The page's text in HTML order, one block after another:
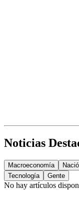
Noticias
Macroeconomía
Tecnología
Gente
No hay artículos